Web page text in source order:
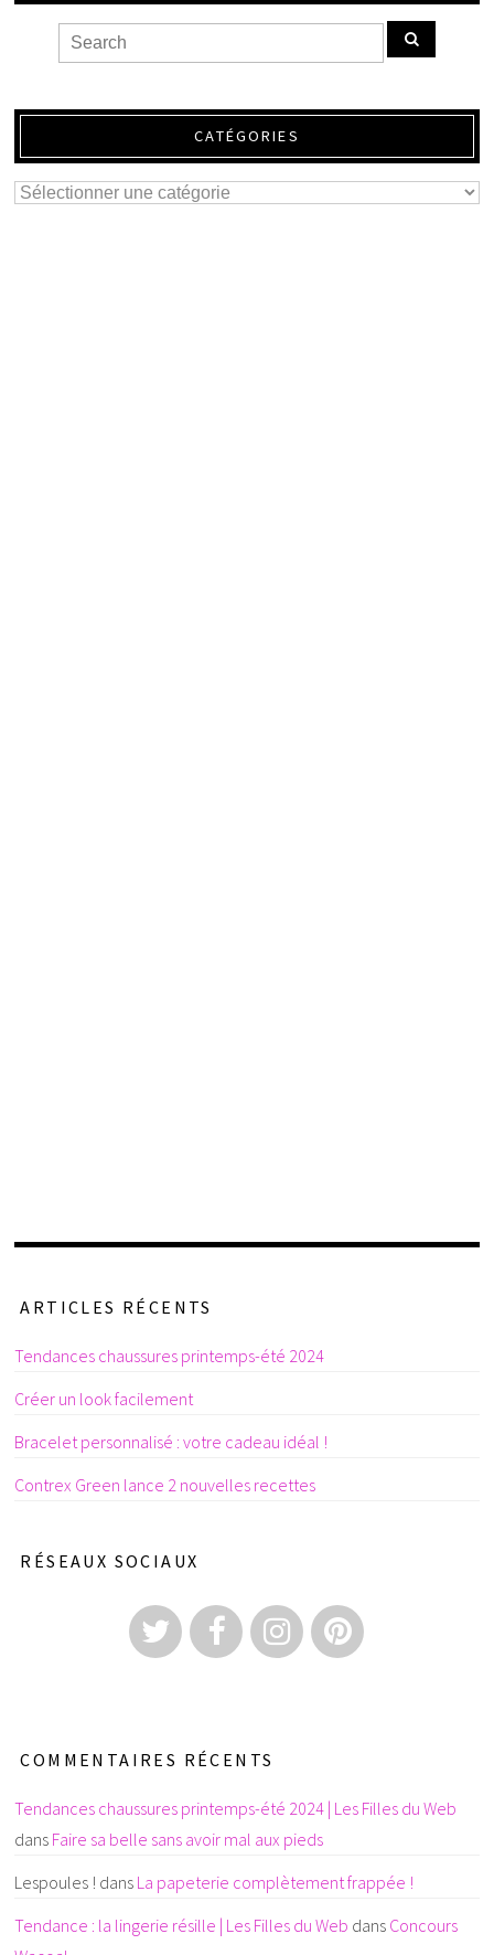
CATÉGORIES
ARTICLES RÉCENTS
Tendances chaussures printemps-été 2024
Créer un look facilement
Bracelet personnalisé : votre cadeau idéal !
Contrex Green lance 2 nouvelles recettes
RÉSEAUX SOCIAUX
COMMENTAIRES RÉCENTS
Tendances chaussures printemps-été 2024 | Les Filles du Web
dans Faire sa belle sans avoir mal aux pieds
Lespoules ! dans La papeterie complètement frappée !
Tendance : la lingerie résille | Les Filles du Web dans Concours